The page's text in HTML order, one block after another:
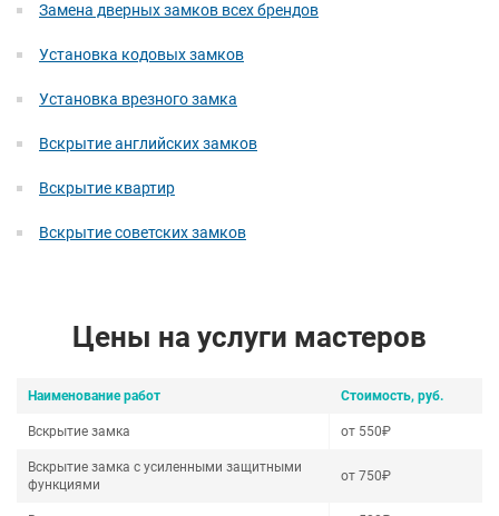
Замена дверных замков всех брендов
Установка кодовых замков
Установка врезного замка
Вскрытие английских замков
Вскрытие квартир
Вскрытие советских замков
Цены на услуги мастеров
Наименование работ Стоимость, руб.
Вскрытие замка от 550₽
Вскрытие замка с усиленными защитными
функциями
от 750₽